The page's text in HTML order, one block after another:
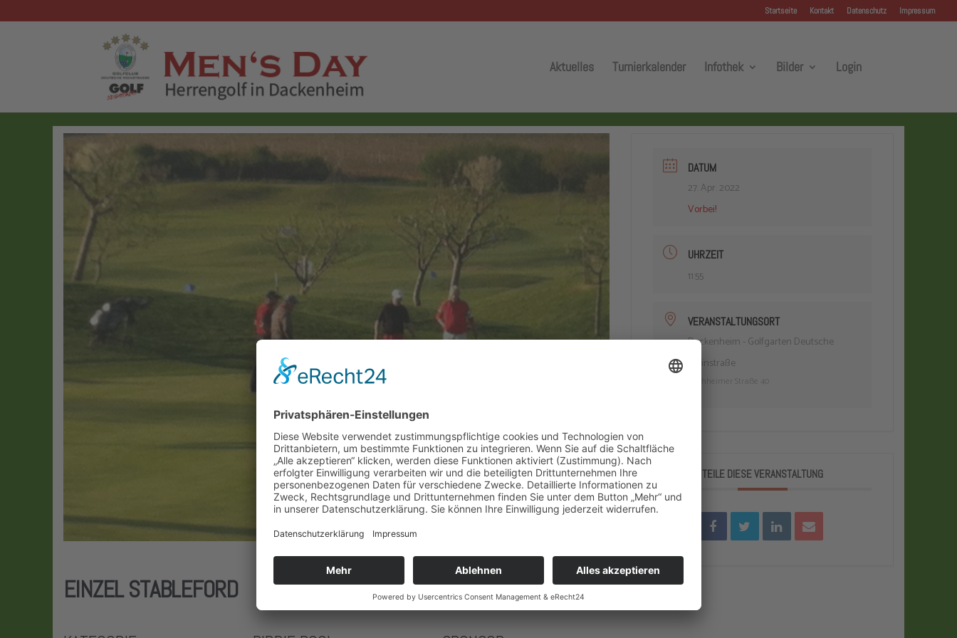
Startseite Kontakt Datenschutz Impressum
Aktuelles Turnierkalender Infothek Bilder Login
EINZEL STABLEFORD
DATUM
27. Apr. 2022
Vorbei!
UHRZEIT
11:55
VERANSTALTUNGSORT
Dackenheim - Golfgarten Deutsche
Weinstraße
TEILE DIESE VERANSTALTUNG